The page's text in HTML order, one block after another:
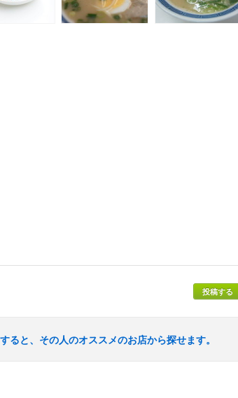
投稿する
ると、その人のオススメのお店から探せます。